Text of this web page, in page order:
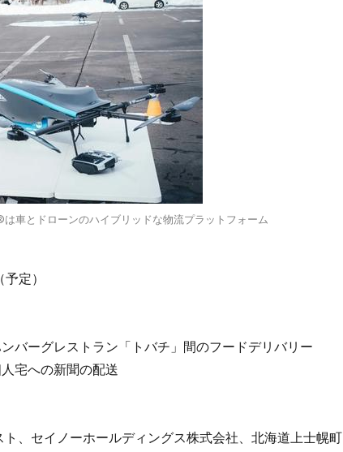
車とドローンのハイブリッドな物流プラットフォーム
定）
バーグレストラン「トバチ」間のフードデリバリー
宅への新聞の配送
ト、セイノーホールディングス株式会社、北海道上士幌町